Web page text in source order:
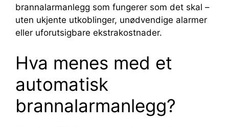
brannalarmanlegg som fungerer som det skal –
uten ukjente utkoblinger, unødvendige alarmer
eller uforutsigbare ekstrakostnader.
Hva menes med et
automatisk
brannalarmanlegg?